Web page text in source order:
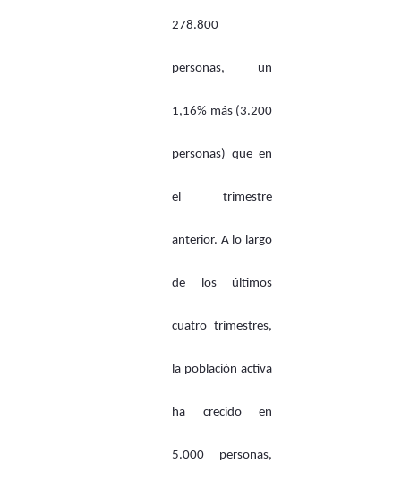
278.800
personas, un
1,16% más (3.200
personas) que en
el trimestre
anterior. A lo largo
de los últimos
cuatro trimestres,
la población activa
ha crecido en
5.000 personas,